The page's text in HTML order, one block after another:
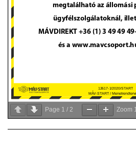
Page 1 / 2 Zoom